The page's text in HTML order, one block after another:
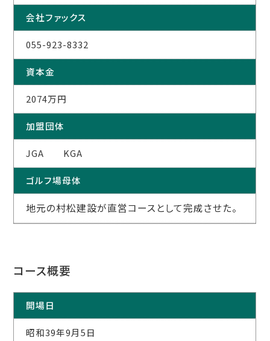
会社ファックス
055-923-8332
資本金
2074万円
加盟団体
JGA KGA
ゴルフ場母体
地元の村松建設が直営コースとして完成させた。
コース概要
開場日
昭和39年9月5日